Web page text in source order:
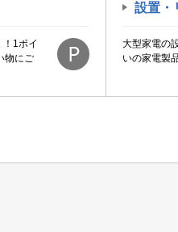
1ポイ
物にご
設置・
大型家電の
いの家電製